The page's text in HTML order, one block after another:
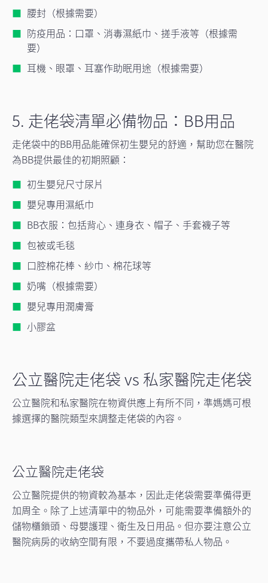
腰封（根據需要）
防疫用品：口罩、消毒濕紙巾、搓手液等（根據需
要）
耳機、眼罩、耳塞作助眠用途（根據需要）
5. 走佬袋清單必備物品：BB用品
走佬袋中的BB用品能確保初生嬰兒的舒適，幫助您在醫院
為BB提供最佳的初期照顧：
初生嬰兒尺寸尿片
嬰兒專用濕紙巾
BB衣服：包括背心、連身衣、帽子、手套襪子等
包被或毛毯
口腔棉花棒、紗巾、棉花球等
奶嘴（根據需要）
嬰兒專用潤膚膏
小膠盆
公立醫院走佬袋 vs 私家醫院走佬袋
公立醫院和私家醫院在物資供應上有所不同，準媽媽可根
據選擇的醫院類型來調整走佬袋的內容。
公立醫院走佬袋
公立醫院提供的物資較為基本，因此走佬袋需要準備得更
加周全。除了上述清單中的物品外，可能需要準備額外的
儲物櫃鎖頭、母嬰護理、衛生及日用品。但亦要注意公立
醫院病房的收納空間有限，不要過度攜帶私人物品。